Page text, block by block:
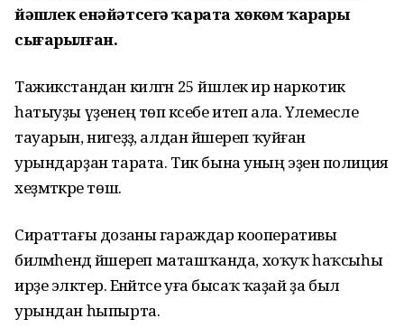
йәшлек енәйәтсегә ҡарата хөкөм ҡарары
сығарылған.
Тажикстандан килгән 25 йәшлек ир наркотик
һатыуҙы үҙенең төп кәсебе итеп ала. Үлемесле
тауарын, нигеҙҙә, алдан йәшереп ҡуйған
урындарҙан тарата. Тик бына уның эҙенә полиция
хеҙмәткәре төшә.
Сираттағы дозаны гараждар кооперативы
биләмәһендә йәшереп маташҡанда, хоҡуҡ һаҡсыһы
ирҙе эләктерә. Енәйәтсе уға бысаҡ ҡаҙай ҙа был
урындан һыпырта.